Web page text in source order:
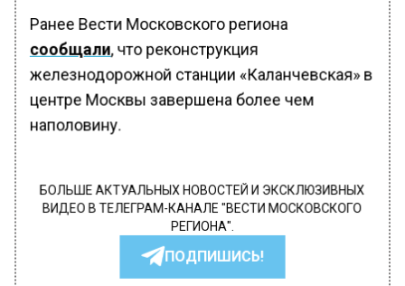
Ранее Вести Московского региона
сообщали, что реконструкция
железнодорожной станции «Каланчевская» в
центре Москвы завершена более чем
наполовину.
БОЛЬШЕ АКТУАЛЬНЫХ НОВОСТЕЙ И ЭКСКЛЮЗИВНЫХ
ВИДЕО В ТЕЛЕГРАМ-КАНАЛЕ "ВЕСТИ МОСКОВСКОГО
РЕГИОНА".
ПОДПИШИСЬ!